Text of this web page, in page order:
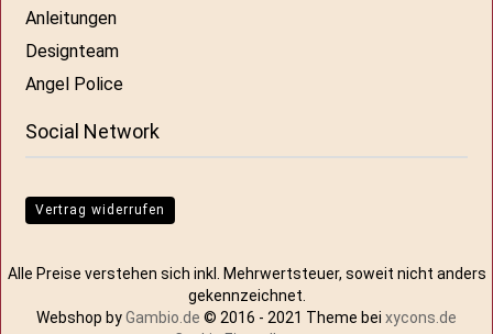
Anleitungen
Designteam
Angel Police
Social Network
Vertrag widerrufen
Alle Preise verstehen sich inkl. Mehrwertsteuer, soweit nicht anders
gekennzeichnet.
Webshop byGambio.de © 2016 - 2021 Theme bei xycons.de